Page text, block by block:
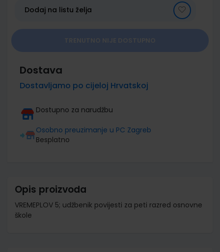
galleryDodaj na listu želja
Dostava
Dostavljamo po cijeloj Hrvatskoj
Dostupno za narudžbu
Osobno preuzimanje u PC Zagreb
Besplatno
Opis proizvoda
VREMEPLOV 5; udžbenik povijesti za peti razred osnovne
škole